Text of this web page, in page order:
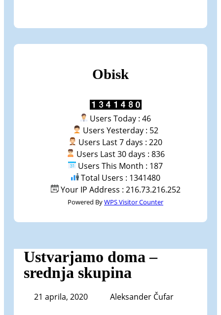
Obisk
Users Today : 46
Users Yesterday : 52
Users Last 7 days : 220
Users Last 30 days : 836
Users This Month : 187
Total Users : 1341480
Your IP Address : 216.73.216.252
Powered ByWPS Visitor Counter
Ustvarjamo doma –
srednja skupina
21 aprila, 2020 Aleksander Čufar